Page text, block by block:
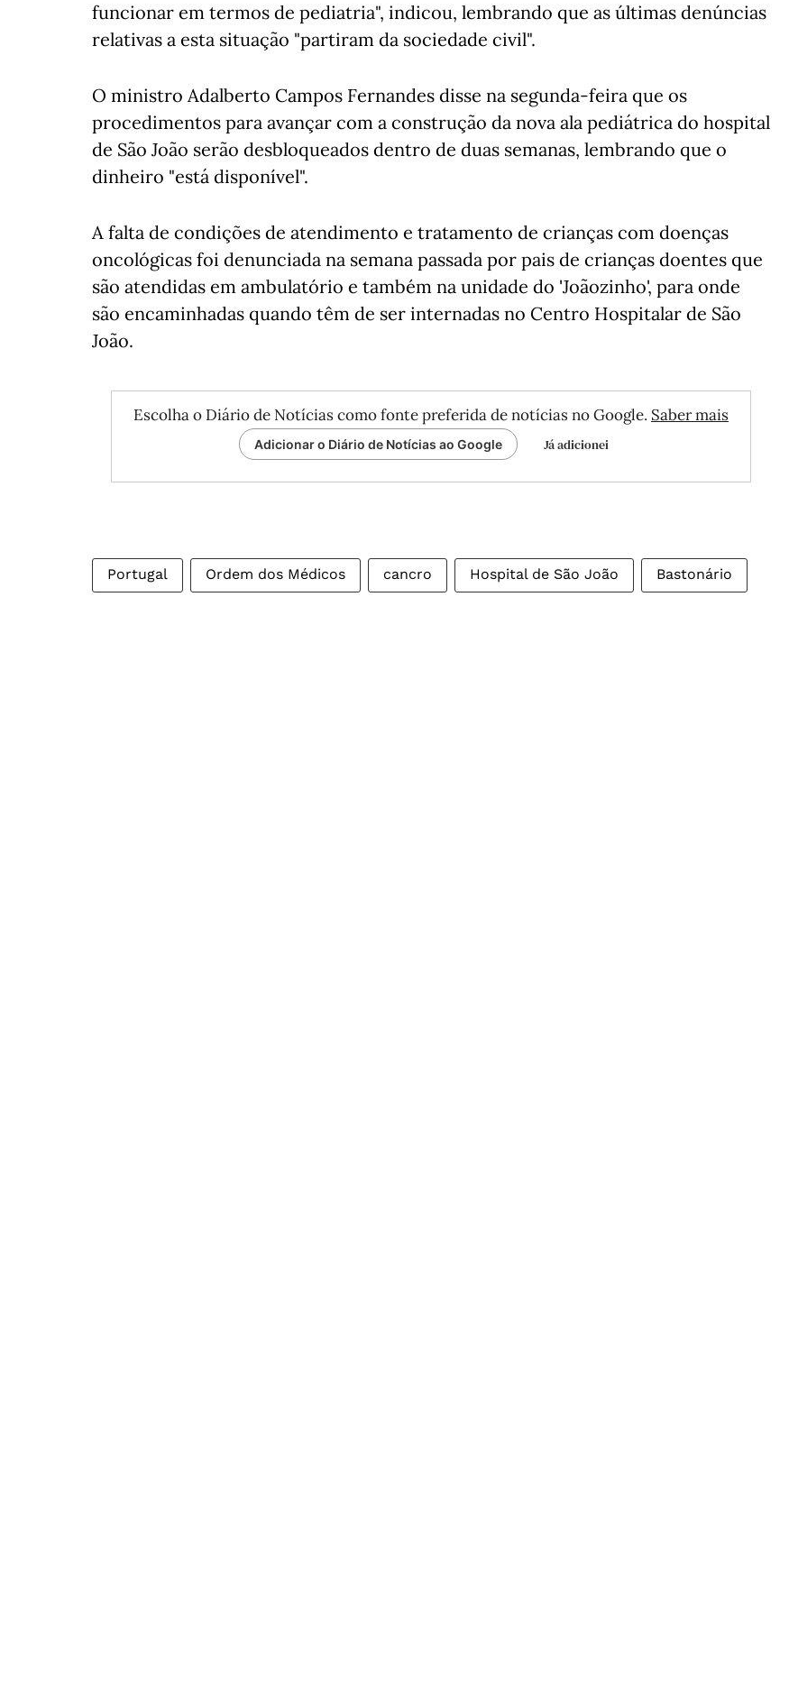
funcionar em termos de pediatria", indicou, lembrando que as últimas denúncias
relativas a esta situação "partiram da sociedade civil".
O ministro Adalberto Campos Fernandes disse na segunda-feira que os
procedimentos para avançar com a construção da nova ala pediátrica do hospital
de São João serão desbloqueados dentro de duas semanas, lembrando que o
dinheiro "está disponível".
A falta de condições de atendimento e tratamento de crianças com doenças
oncológicas foi denunciada na semana passada por pais de crianças doentes que
são atendidas em ambulatório e também na unidade do 'Joãozinho', para onde
são encaminhadas quando têm de ser internadas no Centro Hospitalar de São
João.
Escolha o Diário de Notícias como fonte preferida de notícias no Google. Saber mais
Adicionar o Diário de Notícias ao Google Já adicionei
Portugal Ordem dos Médicos cancro Hospital de São João Bastonário